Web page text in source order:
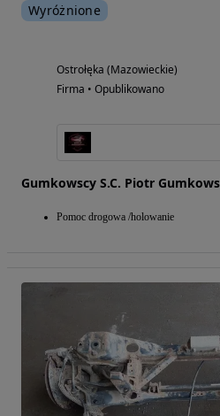
Wyróżnione
Ostrołęka (Mazowieckie)
Firma • Opublikowano
Gumkowscy S.C. Piotr
Pomoc drogowa /holowanie